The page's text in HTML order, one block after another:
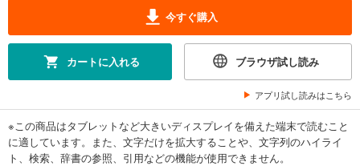
今すぐ購入
カートに入れる ブラウザ試し読み
アプリ試し読みはこちら
※この商品はタブレットなど大きいディスプレイを備えた端末で読むこと
に適しています。また、文字だけを拡大することや、文字列のハイライ
ト、検索、辞書の参照、引用などの機能が使用できません。